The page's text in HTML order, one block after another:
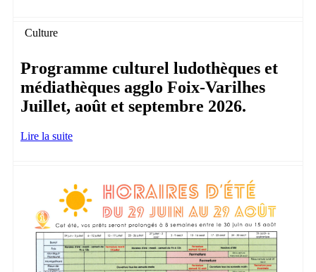
Culture
Programme culturel ludothèques et
médiathèques agglo Foix-Varilhes
Juillet, août et septembre 2026.
Lire la suite